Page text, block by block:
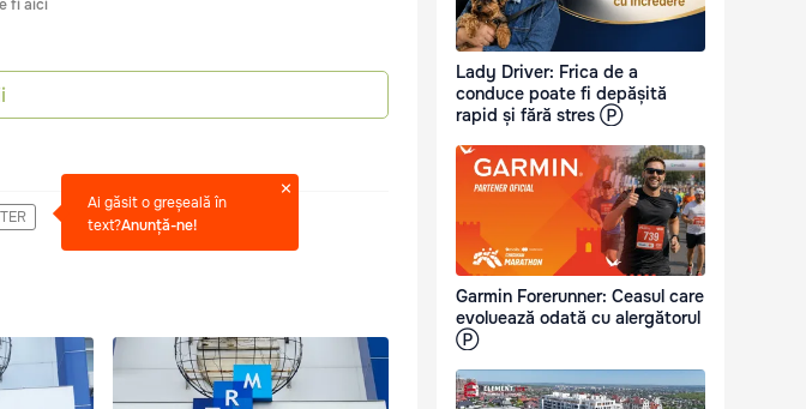
fi aici
Ai găsit o greșeală în
text?Anunță-ne!
Lady Driver: Frica de a
conduce poate fi depășită
rapid și fără stres Ⓟ
Garmin Forerunner: Ceasul care
evoluează odată cu alergătorul
Ⓟ